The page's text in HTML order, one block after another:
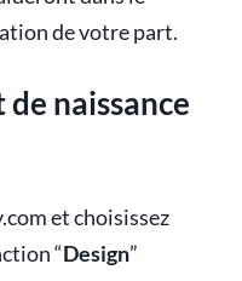
de votre part.
naissance
et choisissez
“Design”